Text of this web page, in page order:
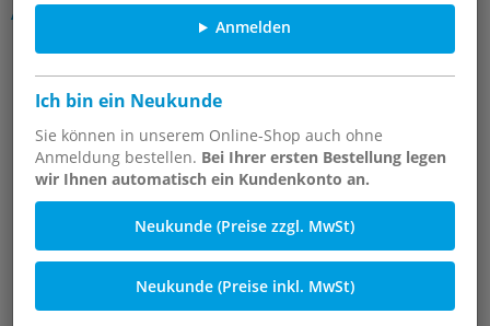
Anmelden
Ich bin ein Neukunde
Sie können in unserem Online-Shop auch ohne
Anmeldung bestellen. Bei Ihrer ersten Bestellung legen
wir Ihnen automatisch ein Kundenkonto an.
Neukunde (Preise zzgl. MwSt)
Neukunde (Preise inkl. MwSt)
Artikelgruppe
L-Ringstücke, ES